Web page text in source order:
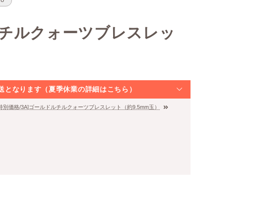
ルクォーツブレスレッ
なります（夏季休業の詳細はこちら）
別価格/3A]ゴールドルチルクォーツブレスレット（約9.5mm玉）